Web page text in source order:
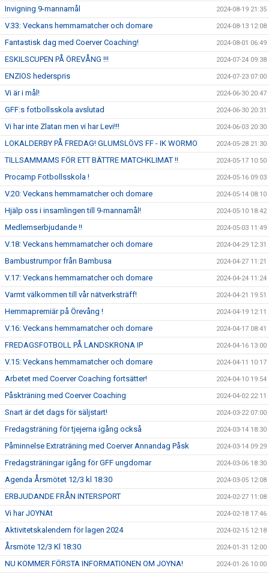
Invigning 9-mannamål 2024-08-19 21:35
V.33: Veckans hemmamatcher och domare 2024-08-13 12:08
Fantastisk dag med Coerver Coaching! 2024-08-01 06:49
ESKILSCUPEN PÅ ÖREVÅNG !!! 2024-07-24 09:38
ENZIOS hederspris 2024-07-23 07:00
Vi är i mål! 2024-06-30 20:47
GFF:s fotbollsskola avslutad 2024-06-30 20:31
Vi har inte Zlatan men vi har Levi!!! 2024-06-03 20:30
LOKALDERBY PÅ FREDAG! GLUMSLÖVS FF - IK WORMO 2024-05-28 21:30
TILLSAMMAMS FÖR ETT BÄTTRE MATCHKLIMAT !! 2024-05-17 10:50
Procamp Fotbollsskola ! 2024-05-16 09:03
V.20: Veckans hemmamatcher och domare 2024-05-14 08:10
Hjälp oss i insamlingen till 9-mannamål! 2024-05-10 18:42
Medlemserbjudande !! 2024-05-03 11:49
V.18: Veckans hemmamatcher och domare 2024-04-29 12:31
Bambustrumpor från Bambusa 2024-04-27 11:21
V.17: Veckans hemmamatcher och domare 2024-04-24 11:24
Varmt välkommen till vår nätverksträff! 2024-04-21 19:51
Hemmapremiär på Örevång ! 2024-04-19 12:11
V.16: Veckans hemmamatcher och domare 2024-04-17 08:41
FREDAGSFOTBOLL PÅ LANDSKRONA IP 2024-04-16 13:00
V.15: Veckans hemmamatcher och domare 2024-04-11 10:17
Arbetet med Coerver Coaching fortsätter! 2024-04-10 19:54
Påskträning med Coerver Coaching 2024-04-02 22:11
Snart är det dags för säljstart! 2024-03-22 07:00
Fredagsträning för tjejerna igång också 2024-03-14 18:30
Påminnelse Extraträning med Coerver Annandag Påsk 2024-03-14 09:29
Fredagsträningar igång för GFF ungdomar 2024-03-06 18:30
Agenda Årsmötet 12/3 kl 18:30 2024-03-05 12:08
ERBJUDANDE FRÅN INTERSPORT 2024-02-27 11:08
Vi har JOYNAt 2024-02-18 17:46
Aktivitetskalendern för lagen 2024 2024-02-15 12:18
Årsmöte 12/3 Kl 18:30 2024-01-31 12:00
NU KOMMER FÖRSTA INFORMATIONEN OM JOYNA! 2024-01-26 10:00